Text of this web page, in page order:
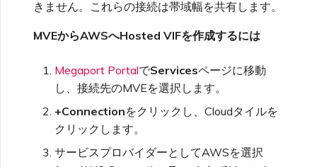
サポート連絡先の提供
会社プロフィールの更新
パスワードのリセット
ロケーションの理解
パートナー管理アカウント
Q-in-Qの設定
終了したVXCの速度変更
フェイルオーバーテストのた
めのVXCのシャットダウン
Megaportインターネット接
続の終了
パブリックAWS接続
AWS上のSalesforce
Hyperforce
Cisco Webex
Cloudflare
Google Cloud
DigitalOcean MCR接続
Google MCR接続
IBM Cloudダイレクトリンク
AWS接続の検証
MCRの設定
パケットフィルターの使用
MCR ルート管理
6WIND
MVEの接続
MVEの終了
Aruba SD-WAN
MVEの終了
MVEの終了
MPLSとSDCIの統合
MVEの終了
MVEの終了
MVEの終了
MVEの終了
メガポートマーケットプレイ
スプロファイルの管理
ユーザーの追加および変更
ユーザーロールの管理
MVE料金および契約条件
メガポート請求書の理解
顧客フィールドサービス
請求書のダウンロード
VXC設定の変更
Azure向けVXCの作成
Google Cloud向けVXCの作
メガポートリソースの
Terraformステート管理
既存のプロダクションサービ
スのインポート
メガポートTerraformプロバ
イダーFAQ
クラウド
メガポートインターネット
プライベートJuniper接続の
ネットワークメンテナンス
EUデジタルサービス法
きません。これらの接続は帯域幅を共有します。
MVEからAWSへHosted VIFを作成するには
Megaport PortalでServicesページに移動
し、接続先のMVEを選択します。
+Connectionをクリックし、Cloudタイルを
クリックします。
サービスプロバイダーとしてAWSを選択